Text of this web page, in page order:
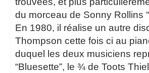
du morceau de Sonny Rollins
En 1980, il réalise un autre
Thompson cette fois ci au
duquel les deux musiciens
“Bluesette”, le ¾ de Toots